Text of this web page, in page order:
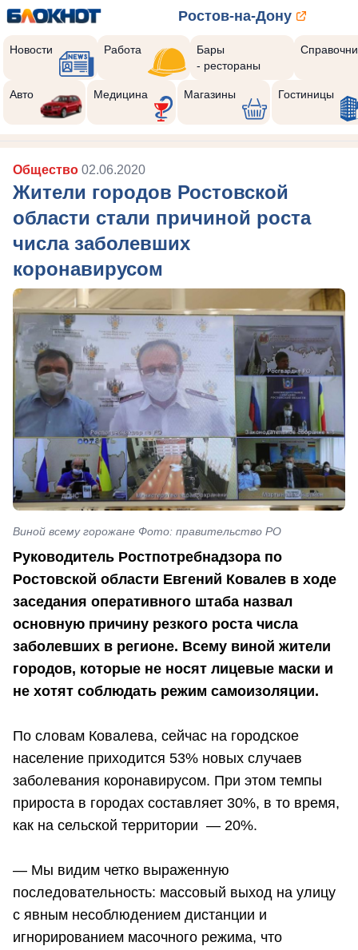
Ростов-на-Дону
Новости Работа
Бары
- рестораны
Авто Медицина Магазины Гостиницы
Общество 02.06.2020
Жители городов Ростовской
области стали причиной роста
числа заболевших
коронавирусом
Виной всему горожане Фото: правительство РО
Руководитель Ростпотребнадзора по
Ростовской области Евгений Ковалев в ходе
заседания оперативного штаба назвал
основную причину резкого роста числа
заболевших в регионе. Всему виной жители
городов, которые не носят лицевые маски и
не хотят соблюдать режим самоизоляции.
По словам Ковалева, сейчас на городское
население приходится 53% новых случаев
заболевания коронавирусом. При этом темпы
прироста в городах составляет 30%, в то время,
как на сельской территории — 20%.
— Мы видим четко выраженную
последовательность: массовый выход на улицу
с явным несоблюдением дистанции и
игнорированием масочного режима, что